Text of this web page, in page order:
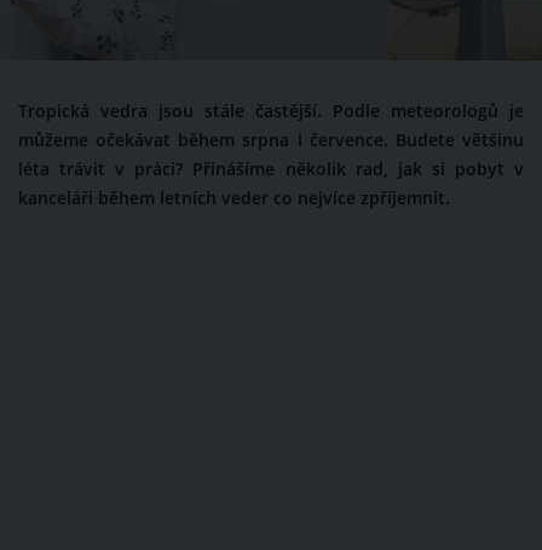
Tropická vedra jsou stále častější. Podle meteorologů je
můžeme očekávat během srpna i července. Budete většinu
léta trávit v práci? Přinášíme několik rad, jak si pobyt v
kanceláři během letních veder co nejvíce zpříjemnit.